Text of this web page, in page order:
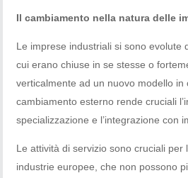
Il cambiamento nella natura delle
Le imprese industriali si sono evolute
cui erano chiuse in se stesse o
verticalmente ad un nuovo modello in
cambiamento esterno rende cruciali
specializzazione e l’integrazione con
Le attività di servizio sono cruciali per
industrie europee, che non possono